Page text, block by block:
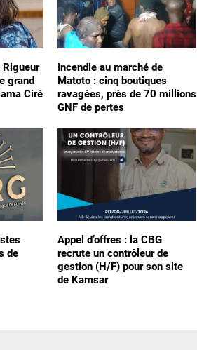
Rigueur
grand
Ciré
Incendie au marché de
Matoto : cinq boutiques
ravagées, près de 70 millions
GNF de pertes
de
Appel d’offres : la CBG
recrute un contrôleur de
gestion (H/F) pour son site
de Kamsar